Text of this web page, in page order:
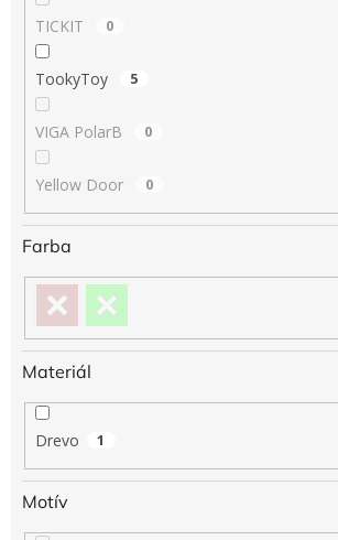
TICKIT 0
TookyToy 5
VIGA PolarB 0
Yellow Door 0
Farba
Materiál
Drevo 1
Motív